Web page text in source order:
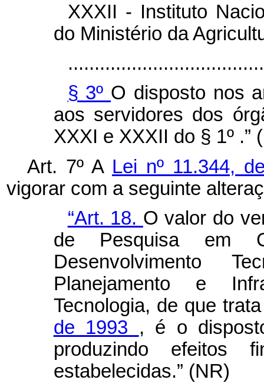
XXXII - Instituto
do Ministério da
§ 3º O disposto nos
aos servidores dos
XXXI e XXXII do § 1º .”
Art. 7º A Lei nº 11.344,
vigorar com a seguinte
“Art. 18. O valor do
de Pesquisa em
Desenvolvimento
Planejamento e
Tecnologia, de que
de 1993 , é o
produzindo efeitos
estabelecidas.” (NR)